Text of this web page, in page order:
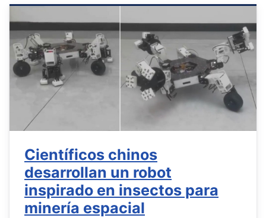
Científicos chinos
desarrollan un robot
inspirado en insectos para
minería espacial